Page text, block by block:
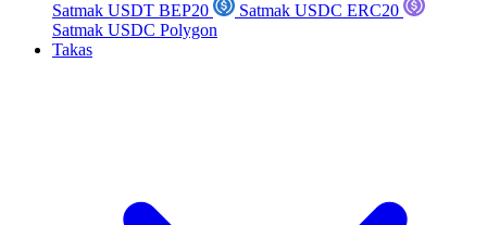
Satmak USDT BEP20
Satmak USDC ERC20
Satmak USDC Polygon
Takas